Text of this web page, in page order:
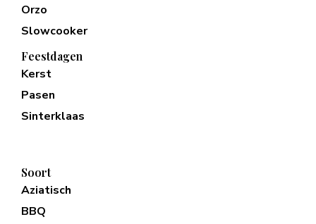
Orzo
Slowcooker
Feestdagen
Kerst
Pasen
Sinterklaas
Soort
Aziatisch
BBQ